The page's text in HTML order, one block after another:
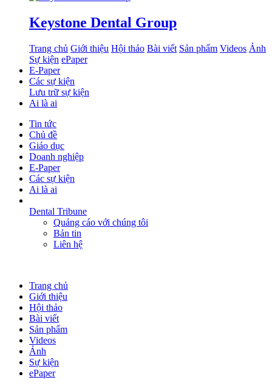
Keystone Dental Group
Trang chủ Giới thiệu Hội thảo Bài viết Sản phẩm Videos Ảnh
Sự kiện ePaper
E-Paper
Các sự kiện
Lưu trữ sự kiện
Ai là ai
Tin tức
Chủ đề
Giáo dục
Doanh nghiệp
E-Paper
Các sự kiện
Ai là ai
Dental Tribune
Quảng cáo với chúng tôi
Bản tin
Liên hệ
Trang chủ
Giới thiệu
Hội thảo
Bài viết
Sản phẩm
Videos
Ảnh
Sự kiện
ePaper